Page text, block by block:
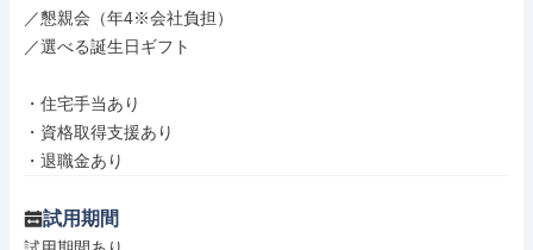
／懇親会（年4※会社負担）
／選べる誕生日ギフト
・住宅手当あり
・資格取得支援あり
・退職金あり
試用期間